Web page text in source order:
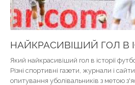
НАЙКРАСИВІШИЙ ГОЛ В
Який найкрасивіший гол в історії
Різні спортивні газети, журнали і
опитування уболівальників з метою